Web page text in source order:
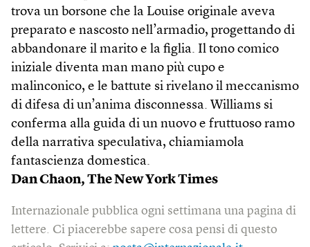
trova un borsone che la Louise originale aveva
preparato e nascosto nell’armadio, progettando di
abbandonare il marito e la figlia. Il tono comico
iniziale diventa man mano più cupo e
malinconico, e le battute si rivelano il meccanismo
di difesa di un’anima disconnessa. Williams si
conferma alla guida di un nuovo e fruttuoso ramo
della narrativa speculativa, chiamiamola
fantascienza domestica.
Dan Chaon, The New York Times
Internazionale pubblica ogni settimana una pagina di
lettere. Ci piacerebbe sapere cosa pensi di questo